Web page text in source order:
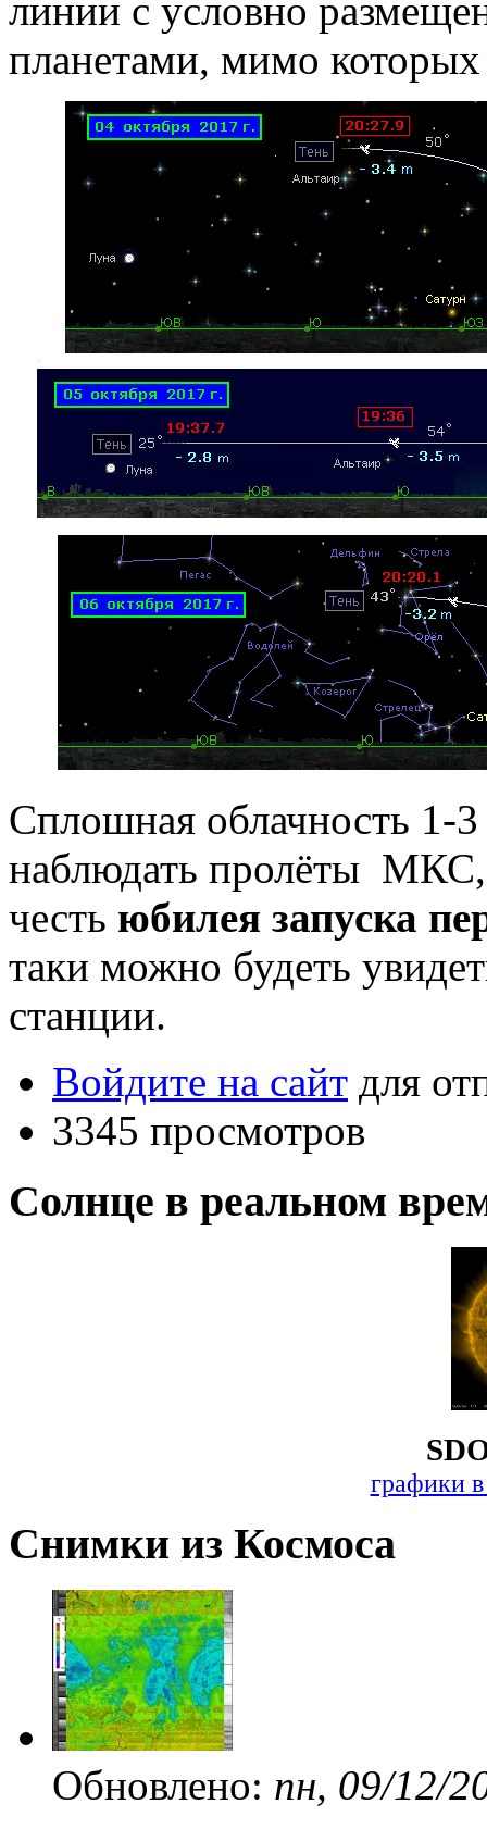
линии с условно
планетами, мимо
Сплошная облачность 1-3
наблюдать пролёты МКС,
честь юбилея запуска
таки можно будеть
станции.
Войдите на сайт для
3345 просмотров
Солнце в реальном
графики
Снимки из Космоса
Обновлено: пн, 09/12/